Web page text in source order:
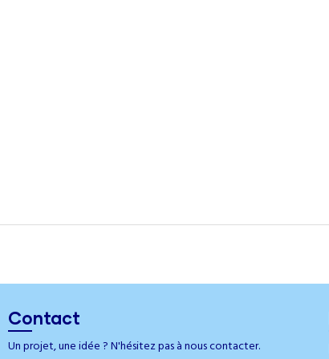
Contact
Un projet, une idée ? N'hésitez pas à nous contacter.